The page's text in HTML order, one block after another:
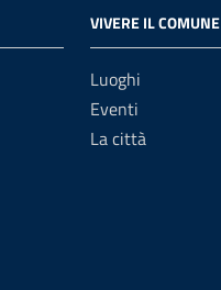
VIVERE IL COMUNE
Luoghi
Eventi
La città